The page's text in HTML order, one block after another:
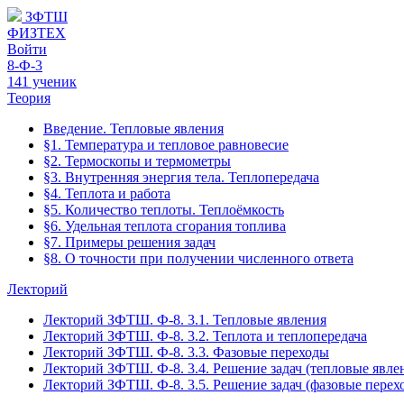
ЗФТШ
ФИЗТЕХ
Войти
8-Ф-3
141 ученик
Теория
Введение. Тепловые явления
§1. Температура и тепловое равновесие
§2. Термоскопы и термометры
§3. Внутренняя энергия тела. Теплопередача
§4. Теплота и работа
§5. Количество теплоты. Теплоёмкость
§6. Удельная теплота сгорания топлива
§7. Примеры решения задач
§8. О точности при получении численного ответа
Лекторий
Лекторий ЗФТШ. Ф-8. 3.1. Тепловые явления
Лекторий ЗФТШ. Ф-8. 3.2. Теплота и теплопередача
Лекторий ЗФТШ. Ф-8. 3.3. Фазовые переходы
Лекторий ЗФТШ. Ф-8. 3.4. Решение задач (тепловые
Лекторий ЗФТШ. Ф-8. 3.5. Решение задач (фазовые